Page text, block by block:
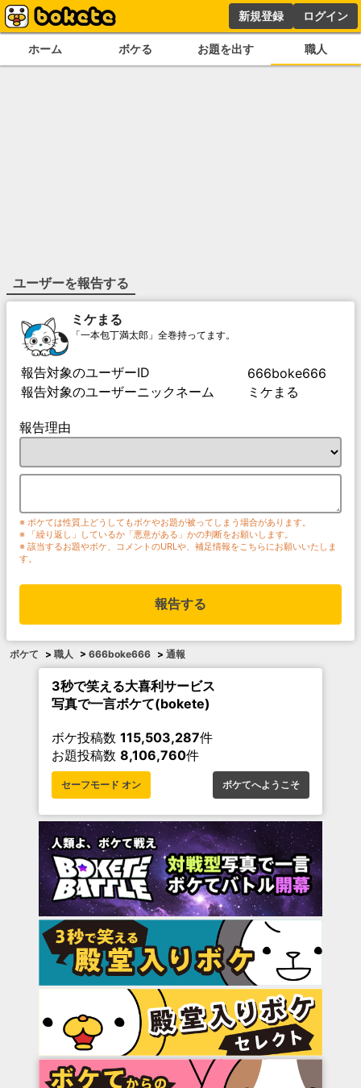
新規登録 ログイン
ホーム ボケる お題を出す 職人
ユーザーを報告する
ミケまる
「一本包丁満太郎」全巻持ってます。
報告対象のユーザーID
666boke666
報告対象のユーザーニックネーム
ミケまる
報告理由
※ ボケては性質上どうしてもボケやお題が被ってしまう場合があります。
※ 「繰り返し」しているか「悪意がある」かの判断をお願いします。
※ 該当するお題やボケ、コメントのURLや、補足情報をこちらにお願いいたしま
す。
報告する
ボケて > 職人 > 666boke666 > 通報
3秒で笑える大喜利サービス
写真で一言ボケて(bokete)
ボケ投稿数 115,503,287件
お題投稿数 8,106,760件
セーフモード オン ボケてへようこそ